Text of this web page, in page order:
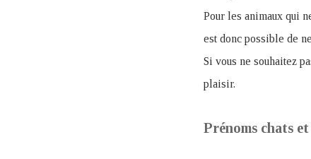
Pour les animaux qui
est donc possible de
Si vous ne souhaitez
plaisir.
Prénoms chats